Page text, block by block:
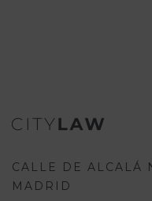
CALLE DE ALCALÁ
MADRID